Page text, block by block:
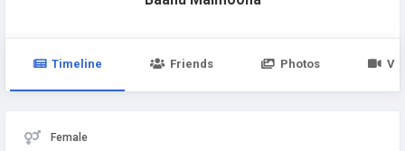
Timeline Friends Photos
Female